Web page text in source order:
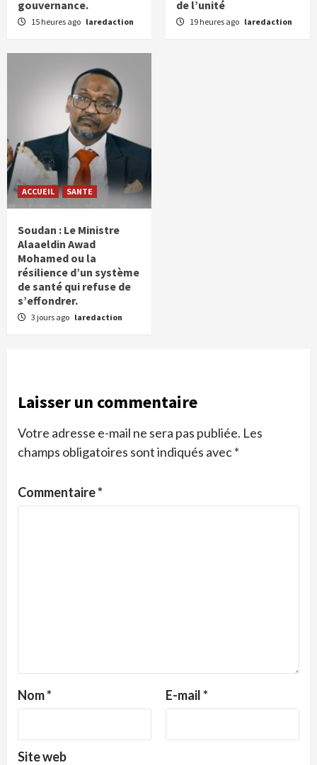
gouvernance.
15 heures ago laredaction
de l’unité
19 heures ago laredaction
ACCUEIL SANTE
Soudan : Le Ministre
Alaaeldin Awad
Mohamed ou la
résilience d’un système
de santé qui refuse de
s’effondrer.
3 jours ago laredaction
Laisser un commentaire
Votre adresse e-mail ne sera pas publiée. Les
champs obligatoires sont indiqués avec*
Commentaire*
Nom* E-mail*
Site web